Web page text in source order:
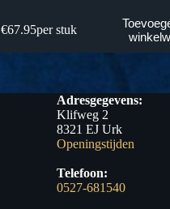
€67.95per stuk
Adresgegevens:
Klifweg 2
8321 EJ Urk
Openingstijden
Telefoon:
0527-681540